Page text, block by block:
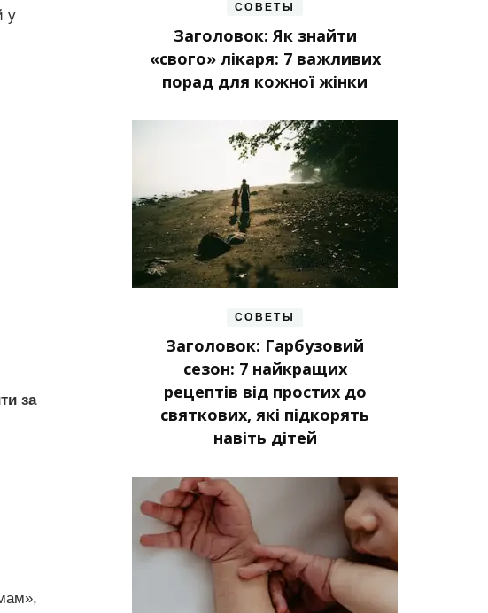
у
за
СОВЕТЫ
Заголовок: Як знайти
«свого» лікаря: 7 важливих
порад для кожної жінки
СОВЕТЫ
Заголовок: Гарбузовий
сезон: 7 найкращих
рецептів від простих до
святкових, які підкорять
навіть дітей